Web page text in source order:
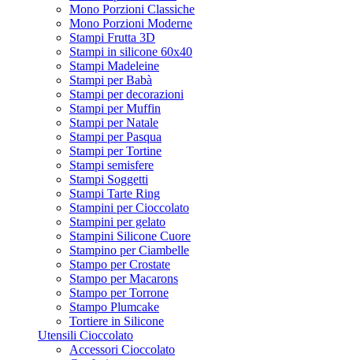
Mono Porzioni Classiche
Mono Porzioni Moderne
Stampi Frutta 3D
Stampi in silicone 60x40
Stampi Madeleine
Stampi per Babà
Stampi per decorazioni
Stampi per Muffin
Stampi per Natale
Stampi per Pasqua
Stampi per Tortine
Stampi semisfere
Stampi Soggetti
Stampi Tarte Ring
Stampini per Cioccolato
Stampini per gelato
Stampini Silicone Cuore
Stampino per Ciambelle
Stampo per Crostate
Stampo per Macarons
Stampo per Torrone
Stampo Plumcake
Tortiere in Silicone
Utensili Cioccolato
Accessori Cioccolato